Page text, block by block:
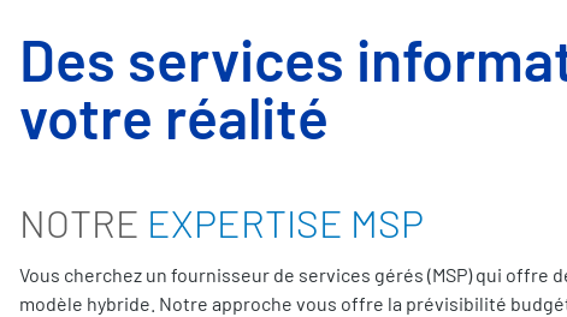
Des services
votre réalité
NOTRE EXPERTISE MSP
Vous cherchez un fournisseur de services gérés (MSP) qui offre
modèle hybride. Notre approche vous offre la prévisibilité